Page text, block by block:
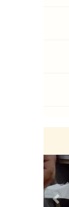
Previous